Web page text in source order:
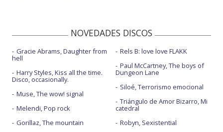
NOVEDADES DISCOS
Gracie Abrams, Daughter from
hell
Harry Styles, Kiss all the time.
Disco, occasionally.
Muse, The wow! signal
Melendi, Pop rock
Gorillaz, The mountain
Rels B: love love FLAKK
Paul McCartney, The boys of
Dungeon Lane
Siloé, Terrorismo emocional
Triángulo de Amor Bizarro, Mi
catedral
Robyn, Sexistential